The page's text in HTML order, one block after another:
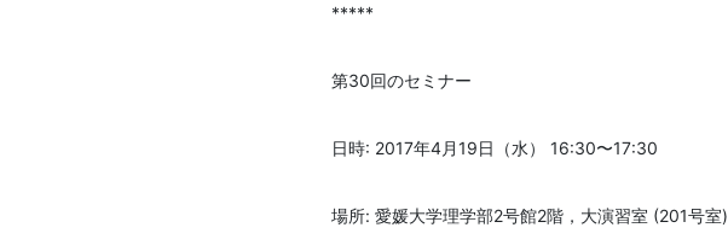
*****
第30回のセミナー
日時: 2017年4月19日（水） 16:30〜17:30
場所: 愛媛大学理学部2号館2階，大演習室 (201号室)